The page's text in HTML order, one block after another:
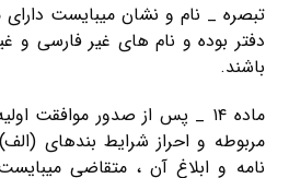
تبصره _ نام و نشان میبایست
دفتر بوده و نام های غیر فارسی و
باشند.
ماده ۱۴ _ پس از صدور موافقت
نامه و ابلاغ آن ، متقاضی